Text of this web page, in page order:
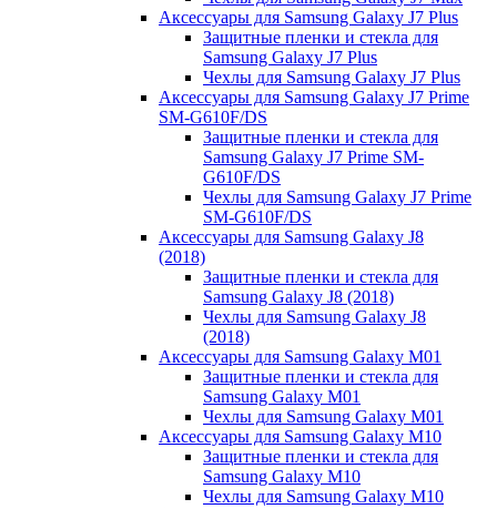
Аксессуары для Samsung Galaxy J7 Plus
Защитные пленки и стекла для
Samsung Galaxy J7 Plus
Чехлы для Samsung Galaxy J7 Plus
Аксессуары для Samsung Galaxy J7 Prime
SM-G610F/DS
Защитные пленки и стекла для
Samsung Galaxy J7 Prime SM-
G610F/DS
Чехлы для Samsung Galaxy J7 Prime
SM-G610F/DS
Аксессуары для Samsung Galaxy J8
(2018)
Защитные пленки и стекла для
Samsung Galaxy J8 (2018)
Чехлы для Samsung Galaxy J8
(2018)
Аксессуары для Samsung Galaxy M01
Защитные пленки и стекла для
Samsung Galaxy M01
Чехлы для Samsung Galaxy M01
Аксессуары для Samsung Galaxy M10
Защитные пленки и стекла для
Samsung Galaxy M10
Чехлы для Samsung Galaxy M10